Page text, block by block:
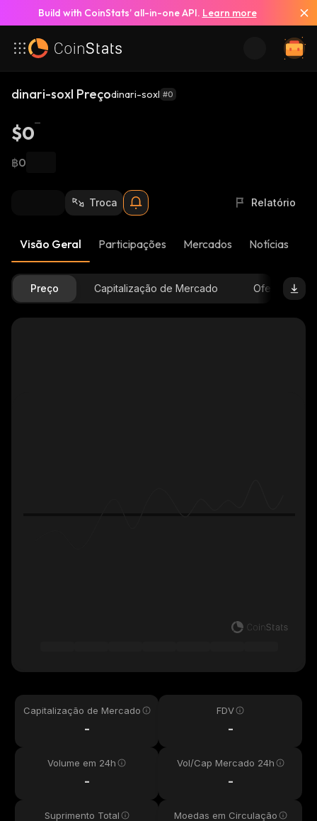
Build with CoinStats’ all-in-one API. Learn more
dinari-soxl Preçodinari-soxl #0
$0
฿0
Troca Relatório
Visão Geral Participações Mercados Notícias
Preço Capitalização de Mercado Oferta
Capitalização de Mercado
-
FDV
-
Volume em 24h
-
Vol/Cap Mercado 24h
-
Suprimento Total Moedas em Circulação